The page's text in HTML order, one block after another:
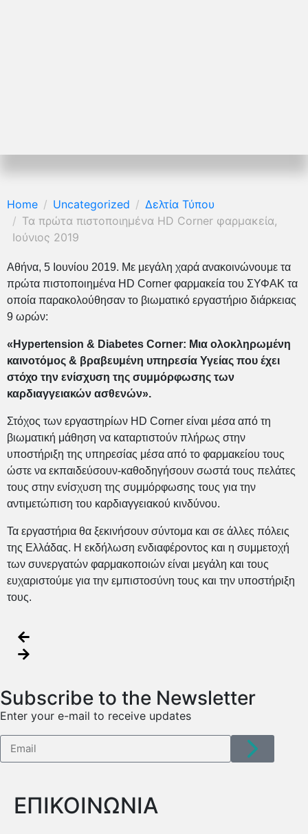
Home Uncategorized
Δελτία Τύπου
Τα πρώτα πιστοποιημένα HD Corner φαρμακεία,
Ιούνιος 2019
Αθήνα, 5 Ιουνίου 2019. Με μεγάλη χαρά ανακοινώνουμε τα
πρώτα πιστοποιημένα HD Corner φαρμακεία του ΣΥΦΑΚ τα
οποία παρακολούθησαν το βιωματικό εργαστήριο διάρκειας
9 ωρών:
« Hypertension & Diabetes Corner: Μια ολοκληρωμένη
καινοτόμος & βραβευμένη υπηρεσία Υγείας που έχει
στόχο την ενίσχυση της συμμόρφωσης των
καρδιαγγειακών ασθενών».
Στόχος των εργαστηρίων HD Corner είναι μέσα από τη
βιωματική μάθηση να καταρτιστούν πλήρως στην
υποστήριξη της υπηρεσίας μέσα από το φαρμακείου τους
ώστε να εκπαιδεύσουν-καθοδηγήσουν σωστά τους πελάτες
τους στην ενίσχυση της συμμόρφωσης τους για την
αντιμετώπιση του καρδιαγγειακού κινδύνου.
Τα εργαστήρια θα ξεκινήσουν σύντομα και σε άλλες πόλεις
της Ελλάδας. Η εκδήλωση ενδιαφέροντος και η συμμετοχή
των συνεργατών φαρμακοποιών είναι μεγάλη και τους
ευχαριστούμε για την εμπιστοσύνη τους και την υποστήριξη
τους.
Subscribe to the Newsletter
Enter your e-mail to receive updates
ΕΠΙΚΟΙΝΩΝΙΑ